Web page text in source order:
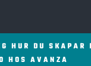
HUR DU SKAPAR
HOS AVANZA